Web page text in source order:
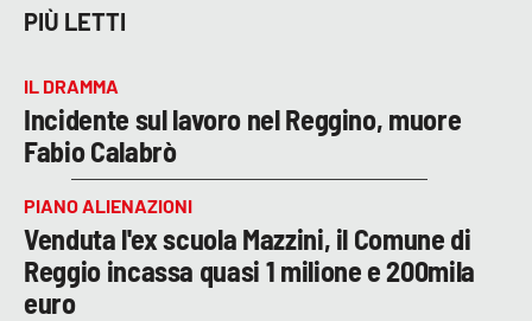
PIÙ LETTI
IL DRAMMA
Incidente sul lavoro nel Reggino, muore
Fabio Calabrò
PIANO ALIENAZIONI
Venduta l'ex scuola Mazzini, il Comune di
Reggio incassa quasi 1 milione e 200mila
euro